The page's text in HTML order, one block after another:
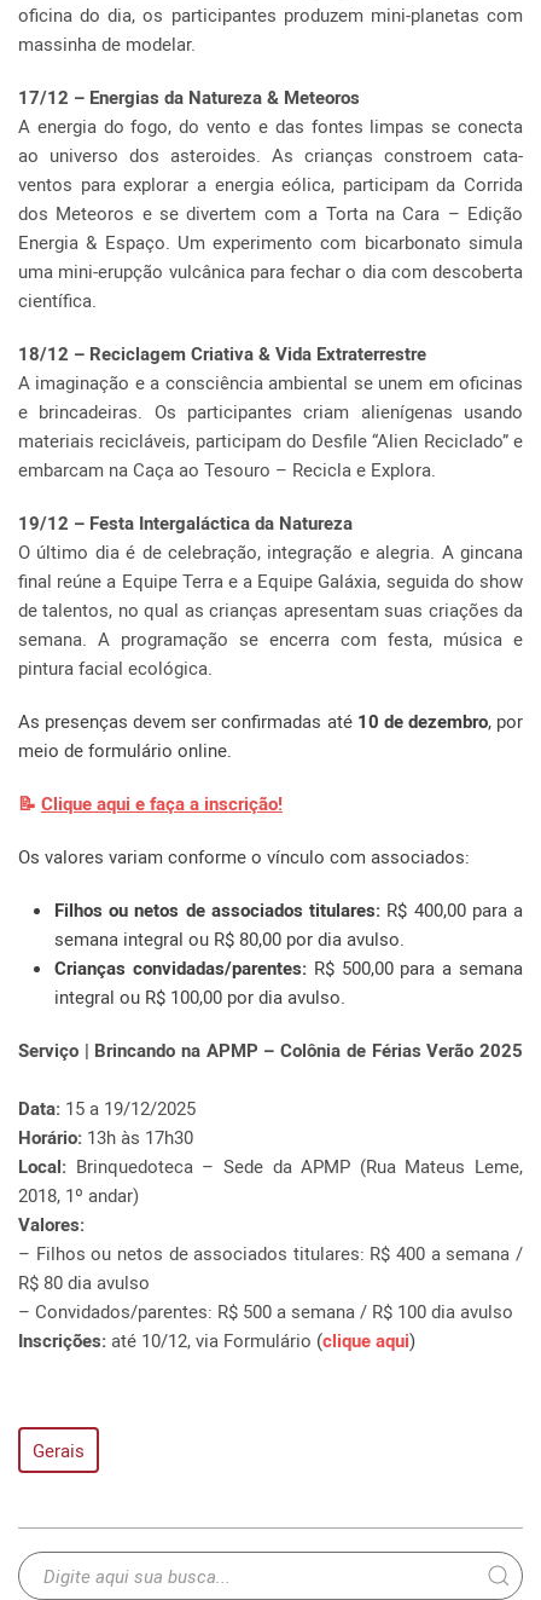
oficina do dia, os participantes produzem mini-planetas com
massinha de modelar.
17/12 – Energias da Natureza & Meteoros
A energia do fogo, do vento e das fontes limpas se conecta
ao universo dos asteroides. As crianças constroem cata-
ventos para explorar a energia eólica, participam da Corrida
dos Meteoros e se divertem com a Torta na Cara – Edição
Energia & Espaço. Um experimento com bicarbonato simula
uma mini-erupção vulcânica para fechar o dia com descoberta
científica.
18/12 – Reciclagem Criativa & Vida Extraterrestre
A imaginação e a consciência ambiental se unem em oficinas
e brincadeiras. Os participantes criam alienígenas usando
materiais recicláveis, participam do Desfile “Alien Reciclado” e
embarcam na Caça ao Tesouro – Recicla e Explora.
19/12 – Festa Intergaláctica da Natureza
O último dia é de celebração, integração e alegria. A gincana
final reúne a Equipe Terra e a Equipe Galáxia, seguida do show
de talentos, no qual as crianças apresentam suas criações da
semana. A programação se encerra com festa, música e
pintura facial ecológica.
As presenças devem ser confirmadas até 10 de dezembro, por
meio de formulário online.
📝 Clique aqui e faça a inscrição!
Os valores variam conforme o vínculo com associados:
Filhos ou netos de associados titulares: R$ 400,00 para a
semana integral ou R$ 80,00 por dia avulso.
Crianças convidadas/parentes:R$ 500,00 para a semana
integral ou R$ 100,00 por dia avulso.
Serviço | Brincando na APMP – Colônia de Férias Verão 2025
Data: 15 a 19/12/2025
Horário: 13h às 17h30
Local: Brinquedoteca – Sede da APMP (Rua Mateus Leme,
2018, 1º andar)
Valores:
– Filhos ou netos de associados titulares: R$ 400 a semana /
R$ 80 dia avulso
– Convidados/parentes: R$ 500 a semana / R$ 100 dia avulso
Inscrições: até 10/12, via Formulário (clique aqui)
Gerais